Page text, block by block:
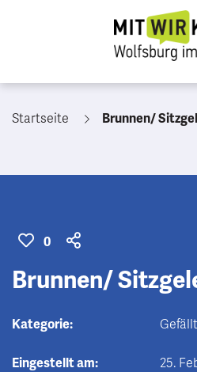
Startseite Brunnen/
0
Brunnen/
Kategorie:
Eingestellt am: 25.